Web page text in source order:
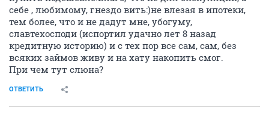
себе , любимому, гнездо вить:)не влезая в ипотеки,
тем более, что и не дадут мне, убогуму,
славтехосподи (испортил удачно лет 8 назад
кредитную историю) и с тех пор все сам, сам, без
всяких займов живу и на хату накопить смог.
При чем тут слюна?
ОТВЕТИТЬ